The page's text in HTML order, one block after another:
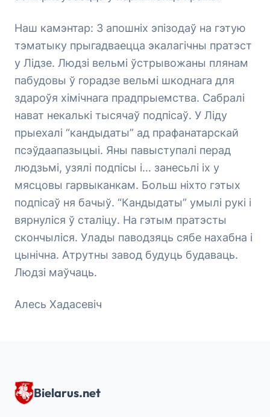
Наш камэнтар: З апошніх эпізодаў на гэтую
тэматыку прыгадваецца экалагічны пратэст
у Лідзе. Людзі вельмі ўстрывожаны плянам
пабудовы ў горадзе вельмі шкоднага для
здароўя хімічнага прадпрыемства. Сабралі
нават некалькі тысячаў подпісаў. У Ліду
прыехалі “кандыдаты” ад прафанатарскай
псэўдаапазыцыі. Яны павыступалі перад
людзьмі, узялі подпісы і… занесьлі іх у
мясцовы гарвыканкам. Больш ніхто гэтых
подпісаў ня бачыў. “Кандыдаты” умылі рукі і
вярнуліся ў сталіцу. На гэтым пратэсты
скончыліся. Улады паводзяць сябе нахабна і
цынічна. Атрутны завод будуць будаваць.
Людзі маўчаць.
Алесь Хадасевіч
Bielarus.net